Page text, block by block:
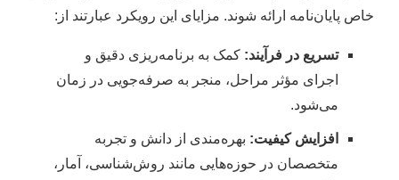
خاص پایان‌نامه ارائه شوند. مزایای این رویکرد عبارتند از:
تسریع در فرآیند:کمک به برنامه‌ریزی دقیق و
اجرای مؤثر مراحل، منجر به صرفه‌جویی در زمان
می‌شود.
افزایش کیفیت:بهره‌مندی از دانش و تجربه
متخصصان در حوزه‌هایی مانند روش‌شناسی، آمار،